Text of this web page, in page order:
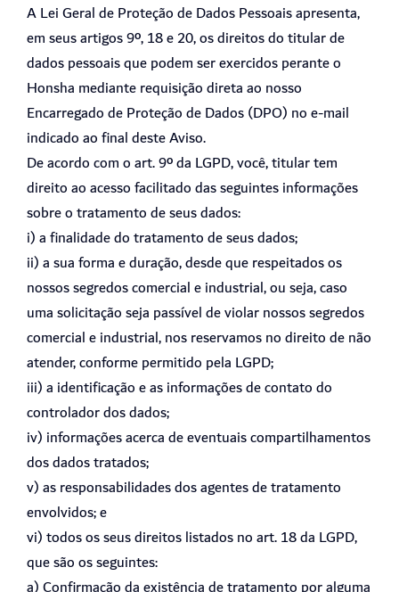
A Lei Geral de Proteção de Dados Pessoais apresenta,
em seus artigos 9º, 18 e 20, os direitos do titular de
dados pessoais que podem ser exercidos perante o
Honsha mediante requisição direta ao nosso
Encarregado de Proteção de Dados (DPO) no e-mail
indicado ao final deste Aviso.
De acordo com o art. 9º da LGPD, você, titular tem
direito ao acesso facilitado das seguintes informações
sobre o tratamento de seus dados:
i) a finalidade do tratamento de seus dados;
ii) a sua forma e duração, desde que respeitados os
nossos segredos comercial e industrial, ou seja, caso
uma solicitação seja passível de violar nossos segredos
comercial e industrial, nos reservamos no direito de não
atender, conforme permitido pela LGPD;
iii) a identificação e as informações de contato do
controlador dos dados;
iv) informações acerca de eventuais compartilhamentos
dos dados tratados;
v) as responsabilidades dos agentes de tratamento
envolvidos; e
vi) todos os seus direitos listados no art. 18 da LGPD,
que são os seguintes: